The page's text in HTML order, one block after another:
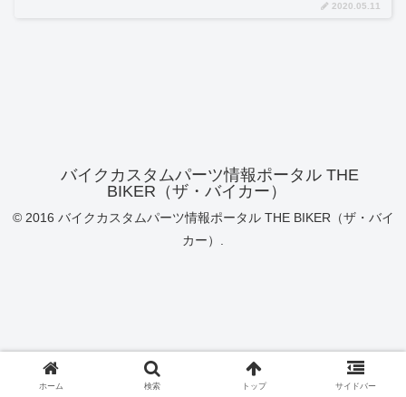
2020.05.11
バイクカスタムパーツ情報ポータル THE
BIKER（ザ・バイカー）
© 2016 バイクカスタムパーツ情報ポータル THE BIKER（ザ・バイ
カー）.
ホーム 検索 トップ サイドバー